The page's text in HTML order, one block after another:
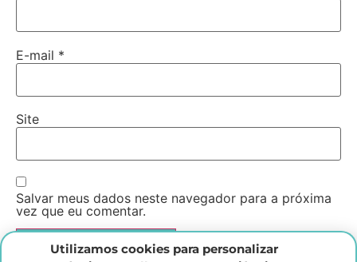
E-mail *
Site
Salvar meus dados neste navegador para a próxima
vez que eu comentar.
Utilizamos cookies para personalizar